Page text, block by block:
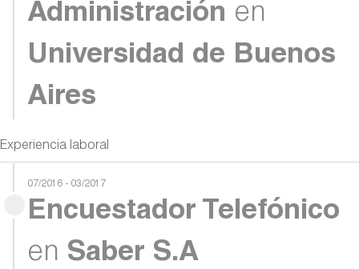
Administración en
Universidad de Buenos
Aires
Experiencia laboral
07/2016 - 03/2017
Encuestador Telefónico
en Saber S.A